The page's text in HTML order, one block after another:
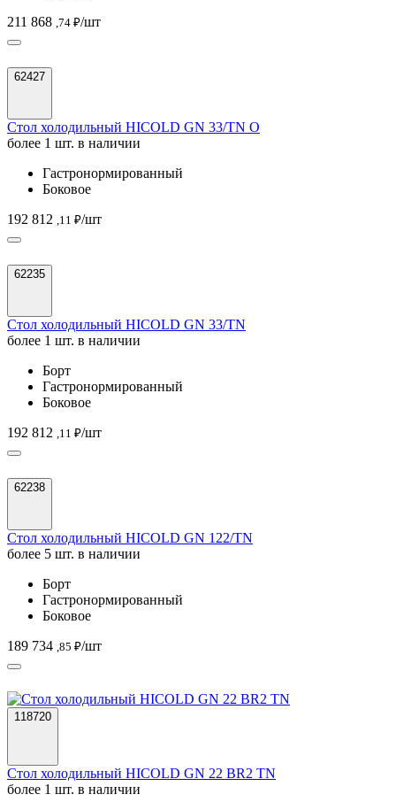
211 868 ,74 ₽/шт
62427
Стол холодильный HICOLD GN 33/TN O
более 1 шт. в наличии
Гастронормированный
Боковое
192 812 ,11 ₽/шт
62235
Стол холодильный HICOLD GN 33/TN
более 1 шт. в наличии
Борт
Гастронормированный
Боковое
192 812 ,11 ₽/шт
62238
Стол холодильный HICOLD GN 122/TN
более 5 шт. в наличии
Борт
Гастронормированный
Боковое
189 734 ,85 ₽/шт
118720
Стол холодильный HICOLD GN 22 BR2 TN
более 1 шт. в наличии